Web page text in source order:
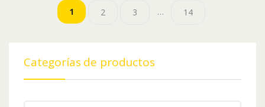
1 2 3 … 14
Categorías de productos